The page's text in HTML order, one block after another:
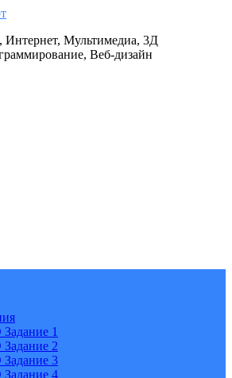
Мультимедиа, 3Д
Веб-дизайн
1
2
3
4